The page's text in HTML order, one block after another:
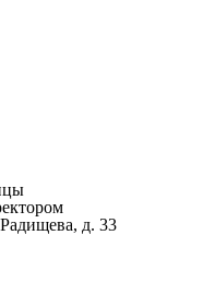
Радищева, д. 33